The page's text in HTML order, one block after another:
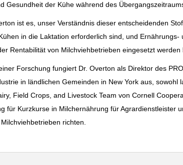
Gesundheit der Kühe während des
ist es, unser Verständnis dieser entscheidenden
in die Laktation erforderlich sind, und
Rentabilität von Milchviehbetrieben eingesetzt werden
Forschung fungiert Dr. Overton als Direktor des
in ländlichen Gemeinden in New York aus,
Field Crops, and Livestock Team von Cornell
für Kurzkurse in Milchernährung für
richten.